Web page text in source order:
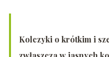
Kolczyki o krótkim i